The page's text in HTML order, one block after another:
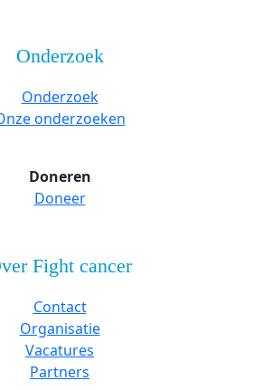
Onderzoek
Onderzoek
onderzoeken
Doneren
Doneer
Fight cancer
Contact
Organisatie
Vacatures
Partners